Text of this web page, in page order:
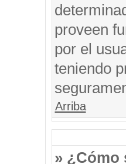
proveen
por el
teniendo
Arriba
» ¿Cómo